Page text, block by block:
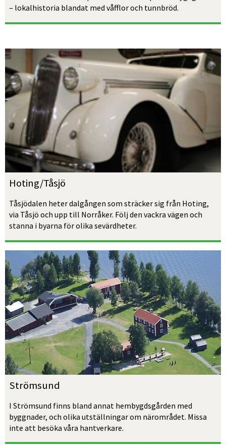
– lokalhistoria blandat med våfflor och tunnbröd.
Hoting/Tåsjö
Tåsjödalen heter dalgången som sträcker sig från Hoting,
via Tåsjö och upp till Norråker. Följ den vackra vägen och
stanna i byarna för olika sevärdheter.
Strömsund
I Strömsund finns bland annat hembygdsgården med
byggnader, och olika utställningar om närområdet. Missa
inte att besöka våra hantverkare.